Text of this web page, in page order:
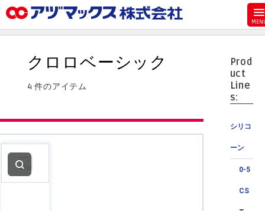
お気に入り
カート
代理店一覧
支払い
Prod
uct
Line
s:
シリコ
ーン
0-5
CS
クロロベーシック
4 件のアイテム